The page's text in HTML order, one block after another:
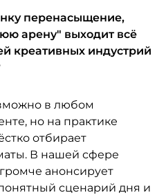
перенасыщение,
арену" выходит всё
креативных индустрий
в любом
но на практике
отбирает
В нашей сфере
анонсирует
сценарий дня и